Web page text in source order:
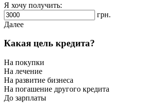
Я хочу получить:
грн.
Далее
Какая цель кредита?
На покупки
На лечение
На развитие бизнеса
На погашение другого кредита
До зарплаты